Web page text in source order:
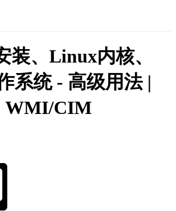
装、Linux内核、
系统 - 高级用法 |
WMI/CIM